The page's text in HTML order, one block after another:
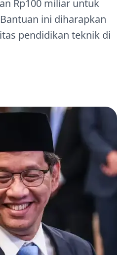
Rp100 miliar untuk
ini diharapkan
pendidikan teknik di